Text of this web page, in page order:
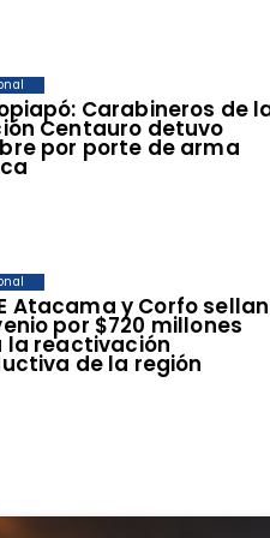
Carabineros de
Centauro detuvo
por porte de arma
Atacama y Corfo sellan
por $720 millones
la reactivación
de la región